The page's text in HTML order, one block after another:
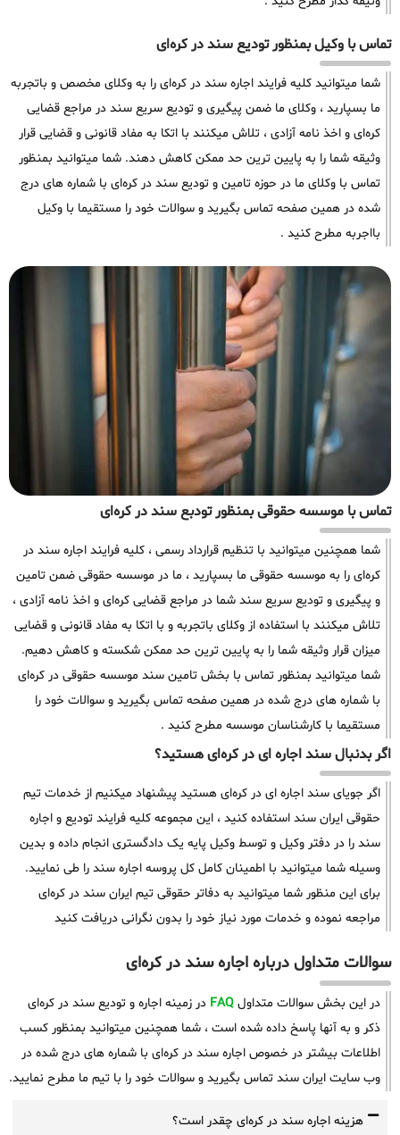
تماس با وکیل بمنظور تودیع سند در کره‌ای
شما میتوانید کلیه فرایند اجاره سند در کره‌ای را به وکلای مخصص و باتجربه
ما بسپارید ، وکلای ما ضمن پیگیری و تودیع سریع سند در مراجع قضایی
کره‌ای و اخذ نامه آزادی ، تلاش میکنند با اتکا به مفاد قانونی و قضایی قرار
وثیقه شما را به پایین ترین حد ممکن کاهش دهند. شما میتوانید بمنظور
تماس با وکلای ما در حوزه تامین و تودیع سند در کره‌ای با شماره های درج
شده در همین صفحه تماس بگیرید و سوالات خود را مستقیما با وکیل
بااجربه مطرح کنید .
تماس با موسسه حقوقی بمنظور تودبع سند در کره‌ای
شما همچنین میتوانید با تنظیم قرارداد رسمی ، کلیه فرایند اجاره سند در
کره‌ای را به موسسه حقوقی ما بسپارید ، ما در موسسه حقوقی ضمن تامین
و پیگیری و تودیع سریع سند شما در مراجع قضایی کره‌ای و اخذ نامه آزادی ،
تلاش میکنند با استفاده از وکلای باتجربه و با اتکا به مفاد قانونی و قضایی
میزان قرار وثیقه شما را به پایین ترین حد ممکن شکسته و کاهش دهیم.
شما میتوانید بمنظور تماس با بخش تامین سند موسسه حقوقی در کره‌ای
با شماره های درج شده در همین صفحه تماس بگیرید و سوالات خود را
مستقیما با کارشناسان موسسه مطرح کنید .
اگر بدنبال سند اجاره ای در کره‌ای هستید؟
اگر جویای سند اجاره ای در کره‌ای هستید پیشنهاد میکنیم از خدمات تیم
حقوقی ایران سند استفاده کنید ، این مجموعه کلیه فرایند تودیع و اجاره
سند را در دفتر وکیل و توسط وکیل پایه یک دادگستری انجام داده و بدین
وسیله شما میتوانید با اطمینان کامل کل پروسه اجاره سند را طی نمایید.
برای این منظور شما میتوانید به دفاتر حقوقی تیم ایران سند در کره‌ای
مراجعه نموده و خدمات مورد نیاز خود را بدون نگرانی دریافت کنید
سوالات متداول درباره اجاره سند در کره‌ای
در این بخش سوالات متداول FAQ در زمینه اجاره و تودیع سند در کره‌ای
ذکر و به آنها پاسخ داده شده است ، شما همچنین میتوانید بمنظور کسب
اطلاعات بیشتر در خصوص اجاره سند در کره‌ای با شماره های درج شده در
وب سایت ایران سند تماس بگیرید و سوالات خود را با تیم ما مطرح نمایید.
هزینه اجاره سند در کره‌ای چقدر است؟